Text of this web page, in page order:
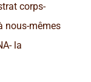
corps-
nous-mêmes
la